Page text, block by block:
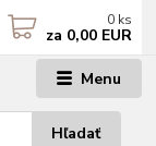
Menu
Hľadať
0 ks
za 0,00 EUR